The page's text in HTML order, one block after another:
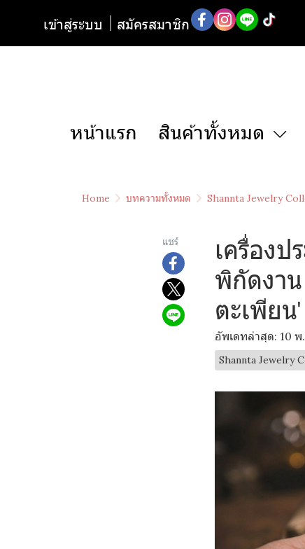
เข้าสู่ระบบ สมัครสมาชิก
หน้าแรก สินค้าทั้งหมด
Home บทความทั้งหมด Shannta Jewelry
แชร์
เครื่อง
พิกัดงาน
ตะเพียน'
อัพเดทล่าสุด: 10
Shannta Jewelry